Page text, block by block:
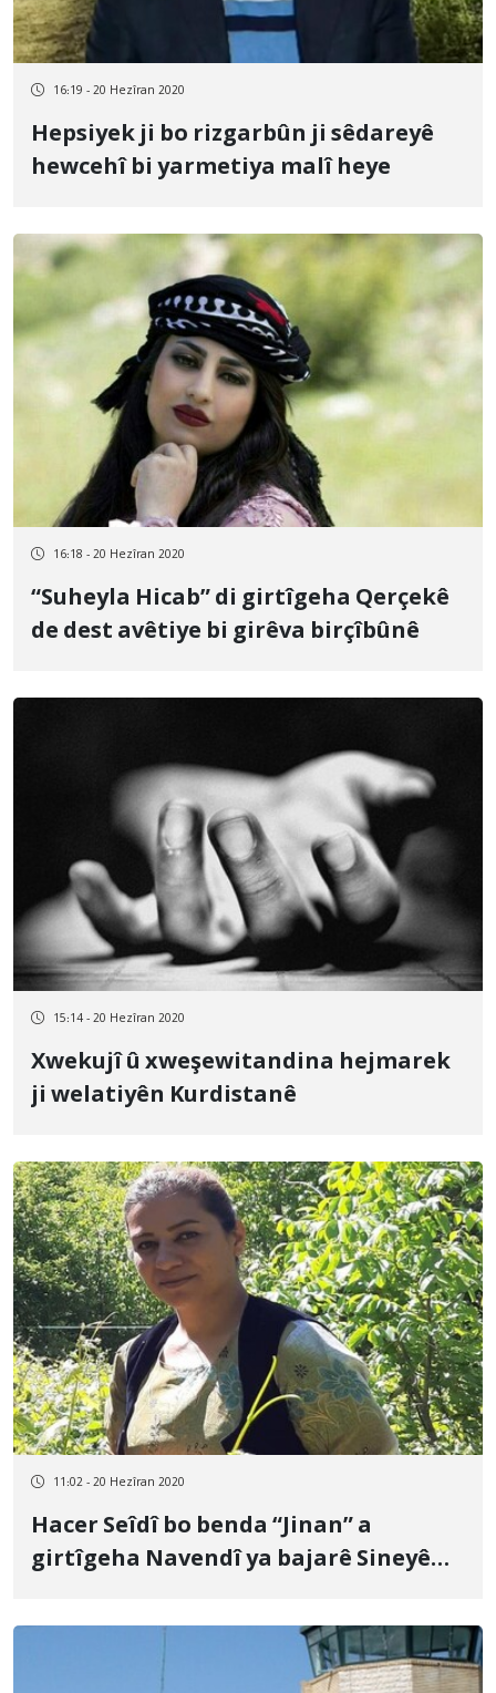
16:19 - 20 Hezîran 2020
Hepsiyek ji bo rizgarbûn ji sêdareyê
hewcehî bi yarmetiya malî heye
16:18 - 20 Hezîran 2020
“Suheyla Hicab” di girtîgeha Qerçekê
de dest avêtiye bi girêva birçîbûnê
15:14 - 20 Hezîran 2020
Xwekujî û xweşewitandina hejmarek
ji welatiyên Kurdistanê
11:02 - 20 Hezîran 2020
Hacer Seîdî bo benda “Jinan” a
girtîgeha Navendî ya bajarê Sineyê